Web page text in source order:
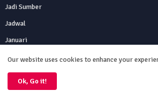
Jadi Sumber
Jadwal
Januari
Jason Bateman
Jejak
Jejak Air
Our website uses cookies to enhance your
Ok, Go it!